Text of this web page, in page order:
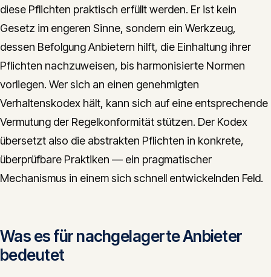
diese Pflichten praktisch erfüllt werden. Er ist kein
Gesetz im engeren Sinne, sondern ein Werkzeug,
dessen Befolgung Anbietern hilft, die Einhaltung ihrer
Pflichten nachzuweisen, bis harmonisierte Normen
vorliegen. Wer sich an einen genehmigten
Verhaltenskodex hält, kann sich auf eine entsprechende
Vermutung der Regelkonformität stützen. Der Kodex
übersetzt also die abstrakten Pflichten in konkrete,
überprüfbare Praktiken — ein pragmatischer
Mechanismus in einem sich schnell entwickelnden Feld.
Was es für nachgelagerte Anbieter
bedeutet